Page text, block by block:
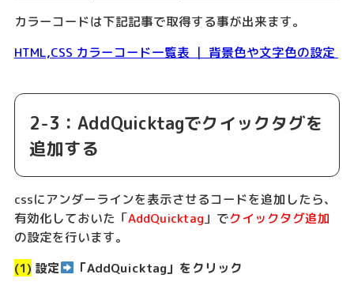
カラーコードは下記記事で取得する事が出来ます。
HTML,CSS カラーコード一覧表 ｜ 背景色や文字色の設定
2-3：AddQuicktagでクイックタグを
追加する
cssにアンダーラインを表示させるコードを追加したら、
有効化しておいた「AddQuicktag 」でクイックタグ追加
の設定を行います。
(1) 設定 「AddQuicktag」をクリック